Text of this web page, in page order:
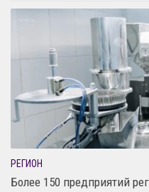
РЕГИОН
Более 150 предприятий